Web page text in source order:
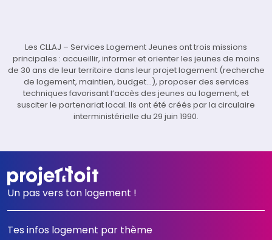
Les CLLAJ – Services Logement Jeunes ont trois missions
principales : accueillir, informer et orienter les jeunes de moins
de 30 ans de leur territoire dans leur projet logement (recherche
de logement, maintien, budget…), proposer des services
techniques favorisant l’accès des jeunes au logement, et
susciter le partenariat local. Ils ont été créés par la circulaire
interministérielle du 29 juin 1990.
Tes infos logement par thème
Un pas vers ton logement !